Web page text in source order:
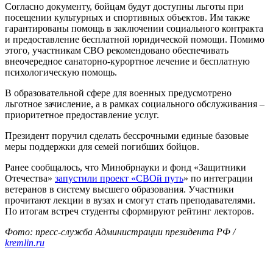
Согласно документу, бойцам будут доступны льготы при
посещении культурных и спортивных объектов. Им также
гарантированы помощь в заключении социального контракта
и предоставление бесплатной юридической помощи. Помимо
этого, участникам СВО рекомендовано обеспечивать
внеочередное санаторно-курортное лечение и бесплатную
психологическую помощь.
В образовательной сфере для военных предусмотрено
льготное зачисление, а в рамках социального обслуживания –
приоритетное предоставление услуг.
Президент поручил сделать бессрочными единые базовые
меры поддержки для семей погибших бойцов.
Ранее сообщалось, что Минобрнауки и фонд «Защитники
Отечества» запустили проект «СВОй путь» по интеграции
ветеранов в систему высшего образования. Участники
прочитают лекции в вузах и смогут стать преподавателями.
По итогам встреч студенты сформируют рейтинг лекторов.
Фото: пресс-служба Администрации президента РФ /
kremlin.ru